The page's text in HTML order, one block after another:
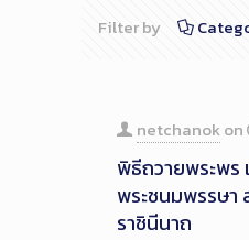
Filter by
netchanokon
พิธีถวายพระพร
พระชนมพรรษา
ราชินีนาถ